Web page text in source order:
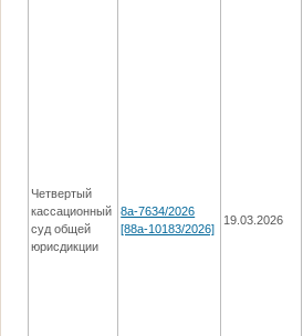
Четвертый
кассационный
суд общей
юрисдикции
8а-7634/2026
[88а-10183/2026]
19.03.2026